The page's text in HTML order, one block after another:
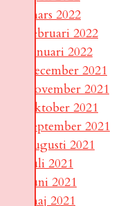
mars 2022
februari 2022
januari 2022
december 2021
november 2021
oktober 2021
september 2021
augusti 2021
juli 2021
juni 2021
maj 2021